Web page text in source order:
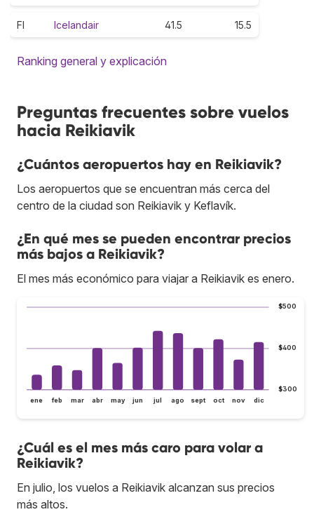
FI Icelandair 41.5 15.5
Ranking general y explicación
Preguntas frecuentes sobre vuelos
hacia Reikiavik
¿Cuántos aeropuertos hay en Reikiavik?
Los aeropuertos que se encuentran más cerca del
centro de la ciudad son Reikiavik y Keflavík.
¿En qué mes se pueden encontrar precios
más bajos a Reikiavik?
El mes más económico para viajar a Reikiavik es enero.
$300
$400
$500
ene feb mar abr may jun jul ago sept oct nov dic
¿Cuál es el mes más caro para volar a
Reikiavik?
En julio, los vuelos a Reikiavik alcanzan sus precios
más altos.